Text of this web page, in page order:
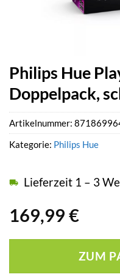
Philips Hue
Doppelpack,
169,99 €
Lieferzeit 1 – 3
ZUM
Artikelnummer:
Kategorie: Philips Hue